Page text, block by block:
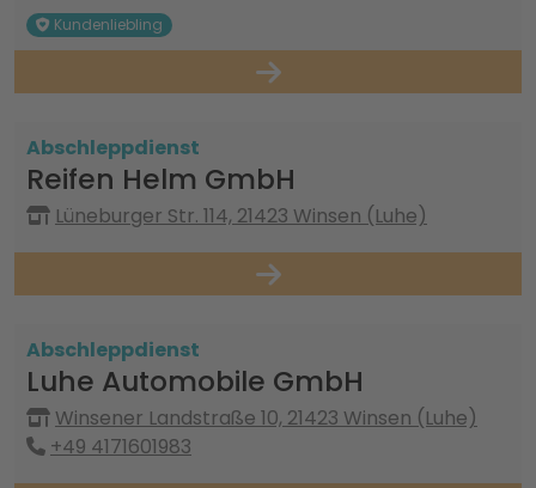
Kundenliebling
Abschleppdienst
Reifen Helm GmbH
Lüneburger Str. 114, 21423 Winsen (Luhe)
Abschleppdienst
Luhe Automobile GmbH
Winsener Landstraße 10, 21423 Winsen (Luhe)
+49 4171601983